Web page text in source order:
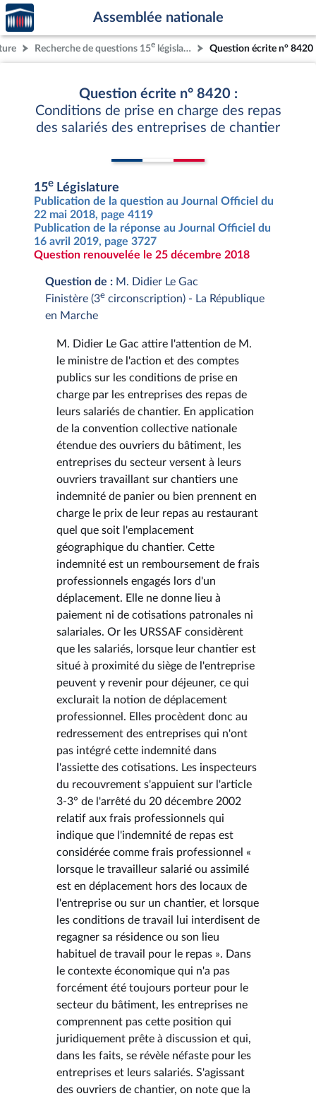
Aller au contenu
Aller en bas de la page
Accèder
à la
page
d'accueil
Assemblée nationale
Recherche de questions 15e législature Question écrite n° 8420
Question écrite n° 8420 :
Conditions de prise en charge des repas
des salariés des entreprises de chantier
15e Législature
Publication de la question au Journal Officiel du
22 mai 2018, page 4119
Publication de la réponse au Journal Officiel du
16 avril 2019, page 3727
Question renouvelée le 25 décembre 2018
Question de : M. Didier Le Gac
Finistère (3e circonscription) - La République
en Marche
M. Didier Le Gac attire l'attention de M.
le ministre de l'action et des comptes
publics sur les conditions de prise en
charge par les entreprises des repas de
leurs salariés de chantier. En application
de la convention collective nationale
étendue des ouvriers du bâtiment, les
entreprises du secteur versent à leurs
ouvriers travaillant sur chantiers une
indemnité de panier ou bien prennent en
charge le prix de leur repas au restaurant
quel que soit l'emplacement
géographique du chantier. Cette
indemnité est un remboursement de frais
professionnels engagés lors d'un
déplacement. Elle ne donne lieu à
paiement ni de cotisations patronales ni
salariales. Or les URSSAF considèrent
que les salariés, lorsque leur chantier est
situé à proximité du siège de l'entreprise
peuvent y revenir pour déjeuner, ce qui
exclurait la notion de déplacement
professionnel. Elles procèdent donc au
redressement des entreprises qui n'ont
pas intégré cette indemnité dans
l'assiette des cotisations. Les inspecteurs
du recouvrement s'appuient sur l'article
3-3° de l'arrêté du 20 décembre 2002
relatif aux frais professionnels qui
indique que l'indemnité de repas est
considérée comme frais professionnel «
lorsque le travailleur salarié ou assimilé
est en déplacement hors des locaux de
l'entreprise ou sur un chantier, et lorsque
les conditions de travail lui interdisent de
regagner sa résidence ou son lieu
habituel de travail pour le repas ». Dans
le contexte économique qui n'a pas
forcément été toujours porteur pour le
secteur du bâtiment, les entreprises ne
comprennent pas cette position qui
juridiquement prête à discussion et qui,
dans les faits, se révèle néfaste pour les
entreprises et leurs salariés. S'agissant
des ouvriers de chantier, on note que la